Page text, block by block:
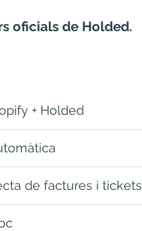
oficials de Holded.
+ Holded
de factures i tickets